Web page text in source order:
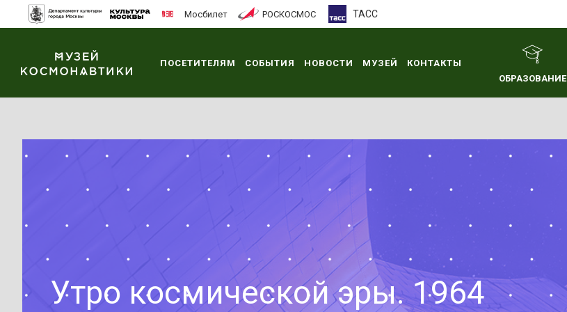
Мосбилет РОСКОСМОС ТАСС
ПОСЕТИТЕЛЯМ СОБЫТИЯ НОВОСТИ МУЗЕЙ
КОНТАКТЫ
ОБРАЗОВАНИЕ
Утро космической эры. 1964